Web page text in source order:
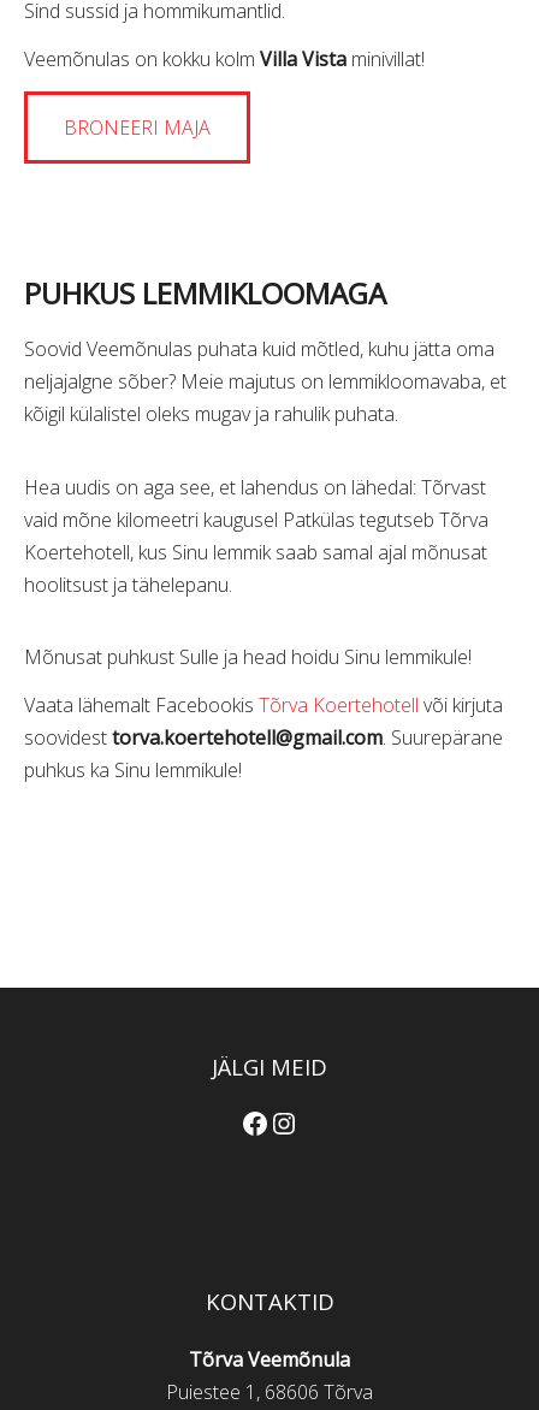
Sind sussid ja hommikumantlid.
Veemõnulas on kokku kolm Villa Vista minivillat!
BRONEERI MAJA
PUHKUS LEMMIKLOOMAGA
Soovid Veemõnulas puhata kuid mõtled, kuhu jätta oma
neljajalgne sõber? Meie majutus on lemmikloomavaba, et
kõigil külalistel oleks mugav ja rahulik puhata.
Hea uudis on aga see, et lahendus on lähedal: Tõrvast
vaid mõne kilomeetri kaugusel Patkülas tegutseb Tõrva
Koertehotell, kus Sinu lemmik saab samal ajal mõnusat
hoolitsust ja tähelepanu.
Mõnusat puhkust Sulle ja head hoidu Sinu lemmikule!
Vaata lähemalt Facebookis Tõrva Koertehotell või kirjuta
soovidesttorva.koertehotell@gmail.com. Suurepärane
puhkus ka Sinu lemmikule!
JÄLGI MEID
Facebook
Instagram
KONTAKTID
Tõrva Veemõnula
Puiestee 1, 68606 Tõrva